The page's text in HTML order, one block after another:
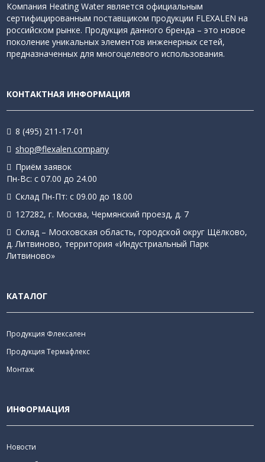
Компания Heating Water является официальным
сертифицированным поставщиком продукции FLEXALEN на
российском рынке. Продукция данного бренда – это новое
поколение уникальных элементов инженерных сетей,
предназначенных для многоцелевого использования.
КОНТАКТНАЯ ИНФОРМАЦИЯ
8 (495) 211-17-01
shop@flexalen.company
Приём заявок
Пн-Вс: с 07.00 до 24.00
Склад Пн-Пт: с 09.00 до 18.00
127282, г. Москва, Чермянский проезд, д. 7
Склад – Московская область, городской округ Щёлково,
д. Литвиново, территория «Индустриальный Парк
Литвиново»
КАТАЛОГ
Продукция Флексален
Продукция Термафлекс
Монтаж
ИНФОРМАЦИЯ
Новости